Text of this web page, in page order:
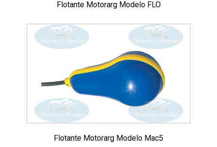
Flotante Motorarg Modelo FLO
Flotante Motorarg Modelo Mac5